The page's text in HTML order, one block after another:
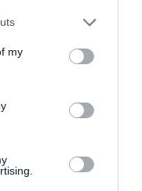
one or more Google
You may click to
third-party tags to
in below Google
my